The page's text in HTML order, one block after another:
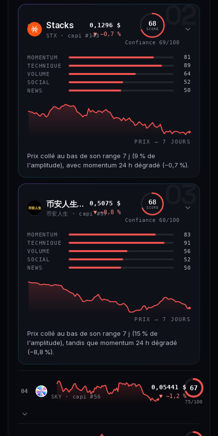
CAP. MARCHÉ VOLUME 24 H
VAR. 7 J VAR. 30 J
−9,9 %
VS ATH
−55,9 %
CONFIANCE 66/100
02
STX Stacks
STX · capi #143
0,1296 $
▼ −0,7 %
68
SCORE
Confiance 69/100
MOMENTUM 81
TECHNIQUE 89
VOLUME 64
SOCIAL 52
NEWS 50
PRIX — 7 JOURS
Prix collé au bas de son range 7 j (9 % de
l'amplitude), avec momentum 24 h dégradé (−0,7 %).
CAP. MARCHÉ VOLUME 24 H
VAR. 7 J VAR. 30 J
−22,2 %
VS ATH
−96,6 %
RANG CAPI.
#143
CONFIANCE 69/100
03
币安
人生
币安人生 (BinanceLife)
币安人生 · capi #97
0,5075 $
▼ −8,8 %
68
SCORE
Confiance 60/100
MOMENTUM 83
TECHNIQUE 91
VOLUME 56
SOCIAL 52
NEWS 50
PRIX — 7 JOURS
Prix collé au bas de son range 7 j (15 % de
l'amplitude), tandis que momentum 24 h dégradé
(−8,8 %).
508 M$ 8,7 M$
VAR. 7 J VAR. 30 J
04 SKY Sky
SKY · capi #56
0,05441 $
▼ −1,2 %
67
75/100
78